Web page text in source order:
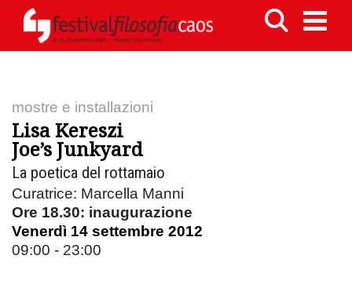
mostre e installazioni
Lisa Kereszi
Joe’s Junkyard
La poetica del rottamaio
Curatrice: Marcella Manni
Ore 18.30: inaugurazione
Venerdì 14 settembre 2012
09:00 - 23:00